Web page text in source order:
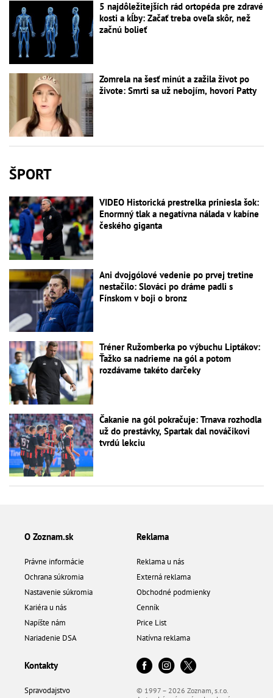
5 najdôležitejších rád ortopéda pre zdravé
kosti a kĺby: Začať treba oveľa skôr, než
začnú bolieť
Zomrela na šesť minút a zažila život po
živote: Smrti sa už nebojím, hovorí Patty
ŠPORT
VIDEO Historická prestrelka priniesla šok:
Enormný tlak a negatívna nálada v kabíne
českého giganta
Ani dvojgólové vedenie po prvej tretine
nestačilo: Slováci po dráme padli s
Fínskom v boji o bronz
Tréner Ružomberka po výbuchu Liptákov:
Ťažko sa nadrieme na gól a potom
rozdávame takéto darčeky
Čakanie na gól pokračuje: Trnava rozhodla
už do prestávky, Spartak dal nováčikovi
tvrdú lekciu
O Zoznam.sk
Právne informácie
Ochrana súkromia
Nastavenie súkromia
Kariéra u nás
Napíšte nám
Nariadenie DSA
Reklama
Reklama u nás
Externá reklama
Obchodné podmienky
Cenník
Price List
Natívna reklama
Kontakty
Spravodajstvo © 1997 – 2026 Zoznam, s.r.o.